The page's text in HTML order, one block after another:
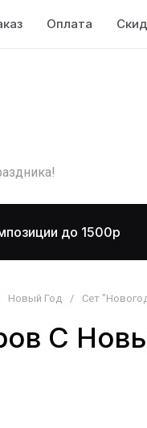
Оплата
до 1500р
Новый Год / Сет
С